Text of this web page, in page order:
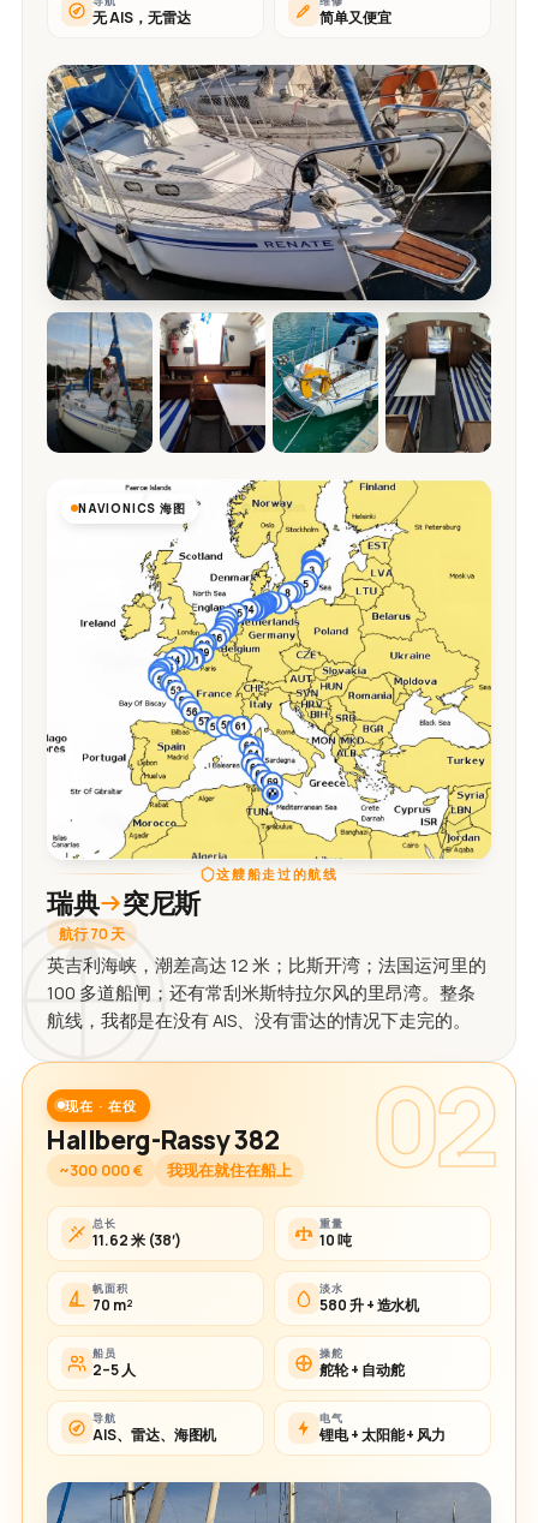
无 AIS，无雷达 简单又便宜
NAVIONICS 海图
这艘船走过的航线
瑞典 突尼斯
航行 70 天
英吉利海峡，潮差高达 12 米；比斯开湾；法国运河里的
100 多道船闸；还有常刮米斯特拉尔风的里昂湾。整条
航线，我都是在没有 AIS、没有雷达的情况下走完的。
02
现在 · 在役
Hallberg-Rassy 382
~300 000 € 我现在就住在船上
总长
11.62 米 (38′)
重量
10 吨
帆面积
70 m²
淡水
580 升 + 造水机
船员
2–5 人
操舵
舵轮 + 自动舵
导航
AIS、雷达、海图机
电气
锂电 + 太阳能 + 风力